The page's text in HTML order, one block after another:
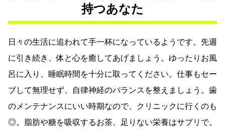
持つあなた
日々の生活に追われて手一杯になっているようです。先週
に引き続き、体と心を癒してあげましょう。ゆったりお風
呂に入り、睡眠時間を十分に取ってください。仕事もセー
ブして無理せず、自律神経のバランスを整えましょう。歯
のメンテナンスにいい時期なので、クリニックに行くのも
◎。脂肪や糖を吸収するお茶、足りない栄養はサプリで。